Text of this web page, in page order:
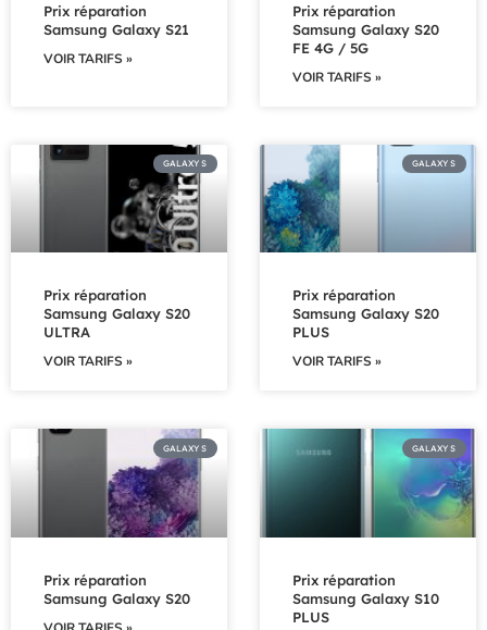
Prix réparation
Samsung Galaxy S21
VOIR TARIFS »
Prix réparation
Samsung Galaxy S20
FE 4G / 5G
VOIR TARIFS »
GALAXY S
Prix réparation
Samsung Galaxy S20
ULTRA
VOIR TARIFS »
GALAXY S
Prix réparation
Samsung Galaxy S20
PLUS
VOIR TARIFS »
GALAXY S
Prix réparation
Samsung Galaxy S20
GALAXY S
Prix réparation
Samsung Galaxy S10
PLUS